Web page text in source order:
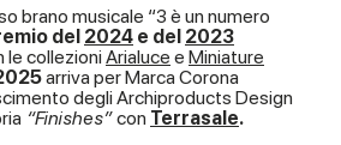
brano musicale “3 è un numero
del 2024 e del 2023
le collezioniArialuce e Miniature
arriva per Marca Corona
degli Archiproducts Design
“Finishes”con Terrasale.